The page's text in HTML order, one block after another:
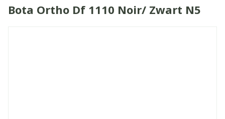
Bota Ortho Df 1110 Noir/ Zwart N5